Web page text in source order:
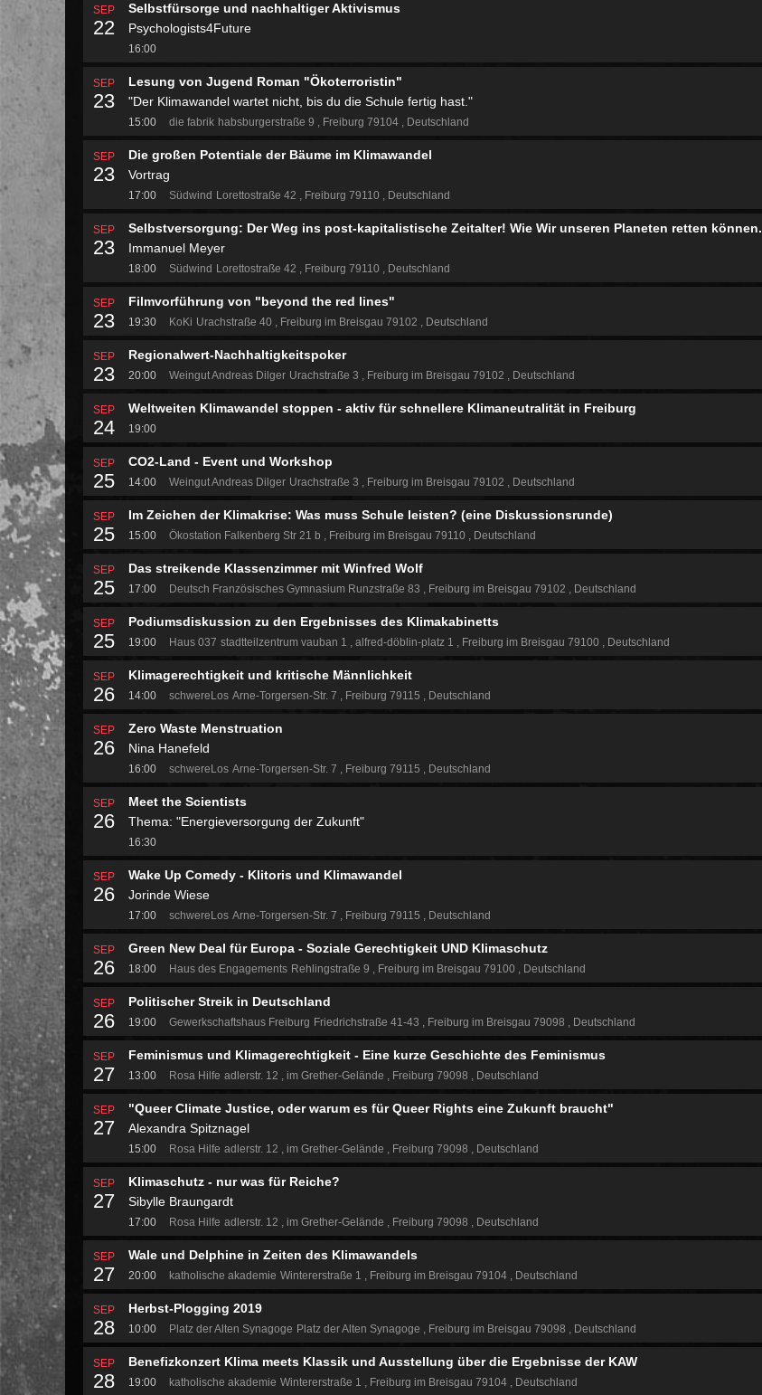
SEP
22
Selbstfürsorge und nachhaltiger Aktivismus
Psychologists4Future
16:00
SEP
23
Lesung von Jugend Roman "Ökoterroristin"
"Der Klimawandel wartet nicht, bis du die Schule fertig hast."
15:00 die fabrik habsburgerstraße 9 Freiburg 79104 Deutschland
SEP
23
Die großen Potentiale der Bäume im Klimawandel
Vortrag
17:00 Südwind Lorettostraße 42 Freiburg 79110 Deutschland
SEP
23
Selbstversorgung: Der Weg ins post-kapitalistische Zeitalter! Wie Wir unseren Planeten retten können.
Immanuel Meyer
18:00 Südwind Lorettostraße 42 Freiburg 79110 Deutschland
SEP
23
Filmvorführung von "beyond the red lines"
19:30 KoKi Urachstraße 40 Freiburg im Breisgau 79102 Deutschland
SEP
23
Regionalwert-Nachhaltigkeitspoker
20:00 Weingut Andreas Dilger Urachstraße 3 Freiburg im Breisgau 79102 Deutschland
SEP
24
Weltweiten Klimawandel stoppen - aktiv für schnellere Klimaneutralität in Freiburg
19:00
SEP
25
CO2-Land - Event und Workshop
14:00 Weingut Andreas Dilger Urachstraße 3 Freiburg im Breisgau 79102 Deutschland
SEP
25
Im Zeichen der Klimakrise: Was muss Schule leisten? (eine Diskussionsrunde)
15:00 Ökostation Falkenberg Str 21 b Freiburg im Breisgau 79110 Deutschland
SEP
25
Das streikende Klassenzimmer mit Winfred Wolf
17:00 Deutsch Französisches Gymnasium Runzstraße 83 Freiburg im Breisgau 79102 Deutschland
SEP
25
Podiumsdiskussion zu den Ergebnisses des Klimakabinetts
19:00 Haus 037 stadtteilzentrum vauban 1 alfred-döblin-platz 1 Freiburg im Breisgau 79100 Deutschland
SEP
26
Klimagerechtigkeit und kritische Männlichkeit
14:00 schwereLos Arne-Torgersen-Str. 7 Freiburg 79115 Deutschland
SEP
26
Zero Waste Menstruation
Nina Hanefeld
16:00 schwereLos Arne-Torgersen-Str. 7 Freiburg 79115 Deutschland
SEP
26
Meet the Scientists
Thema: "Energieversorgung der Zukunft"
16:30
SEP
26
Wake Up Comedy - Klitoris und Klimawandel
Jorinde Wiese
17:00 schwereLos Arne-Torgersen-Str. 7 Freiburg 79115 Deutschland
SEP
26
Green New Deal für Europa - Soziale Gerechtigkeit UND Klimaschutz
18:00 Haus des Engagements Rehlingstraße 9 Freiburg im Breisgau 79100 Deutschland
SEP
26
Politischer Streik in Deutschland
19:00 Gewerkschaftshaus Freiburg Friedrichstraße 41-43 Freiburg im Breisgau 79098 Deutschland
SEP
27
Feminismus und Klimagerechtigkeit - Eine kurze Geschichte des Feminismus
13:00 Rosa Hilfe adlerstr. 12 im Grether-Gelände Freiburg 79098 Deutschland
SEP
27
"Queer Climate Justice, oder warum es für Queer Rights eine Zukunft braucht"
Alexandra Spitznagel
15:00 Rosa Hilfe adlerstr. 12 im Grether-Gelände Freiburg 79098 Deutschland
SEP
27
Klimaschutz - nur was für Reiche?
Sibylle Braungardt
17:00 Rosa Hilfe adlerstr. 12 im Grether-Gelände Freiburg 79098 Deutschland
SEP
27
Wale und Delphine in Zeiten des Klimawandels
20:00 katholische akademie Wintererstraße 1 Freiburg im Breisgau 79104 Deutschland
SEP
28
Herbst-Plogging 2019
10:00 Platz der Alten Synagoge Platz der Alten Synagoge Freiburg im Breisgau 79098 Deutschland
SEP
28
Benefizkonzert Klima meets Klassik und Ausstellung über die Ergebnisse der KAW
19:00 katholische akademie Wintererstraße 1 Freiburg im Breisgau 79104 Deutschland